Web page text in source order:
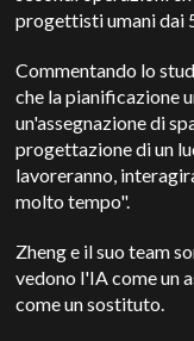
progettisti umani dai
Commentando lo
che la pianificazione
un'assegnazione di
progettazione di un
lavoreranno,
molto tempo".
Zheng e il suo team
vedono l'IA come un
come un sostituto.